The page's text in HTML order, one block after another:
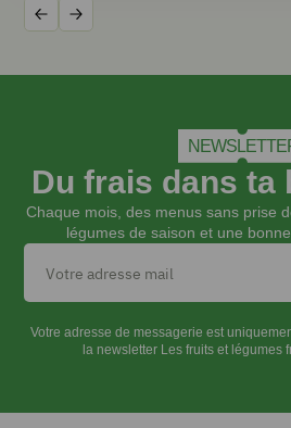
Précédent
Suivant
Du frais dans ta
Chaque mois, des menus sans prise
légumes de saison et une bonne
Votre adresse de messagerie est
la newsletter Les fruits et légumes